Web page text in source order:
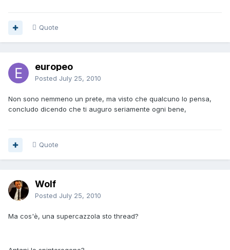
Quote
europeo
Posted July 25, 2010
Non sono nemmeno un prete, ma visto che qualcuno lo pensa,
concludo dicendo che ti auguro seriamente ogni bene,
Quote
Wolf
Posted July 25, 2010
Ma cos'è, una supercazzola sto thread?